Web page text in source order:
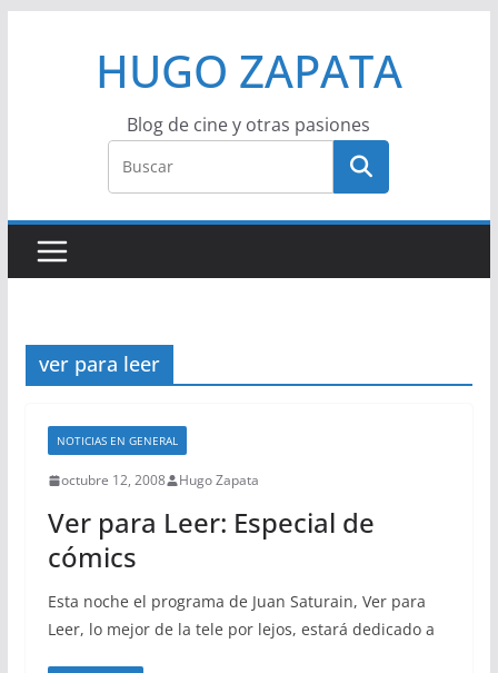
HUGO ZAPATA
Blog de cine y otras pasiones
ver para leer
NOTICIAS EN GENERAL
octubre 12, 2008 Hugo Zapata
Ver para Leer: Especial de
cómics
Esta noche el programa de Juan Saturain, Ver para
Leer, lo mejor de la tele por lejos, estará dedicado a